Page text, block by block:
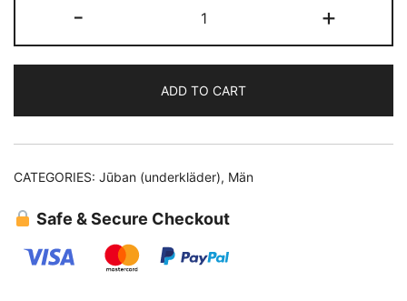
-
(05)
quantity
+
ADD TO CART
CATEGORIES: Jūban (underkläder), Män
Safe & Secure Checkout